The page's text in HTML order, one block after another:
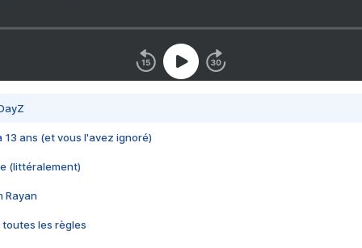
13 ans (et vous l'avez ignoré)
(littéralement)
Rayan
toutes les règles